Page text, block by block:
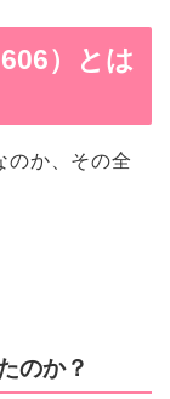
）とは
のか、その全
のか？